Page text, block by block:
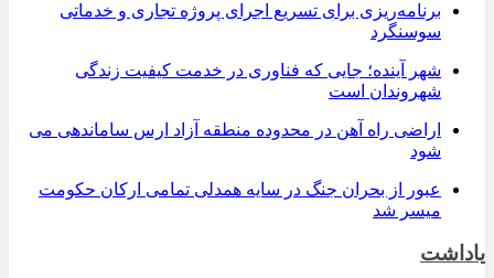
برنامه‌ریزی برای تسریع اجرای پروژه تجاری و خدماتی
سوسنگرد
شهر آینده؛ جایی که فناوری در خدمت کیفیت زندگی
شهروندان است
اراضی راه آهن در محدوده منطقه آزاد ارس ساماندهی می
شود
عبور از بحران جنگ در سایه همدلی تمامی ارکان حکومت
میسر شد
یاداشت